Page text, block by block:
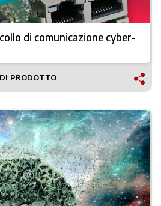
di comunicazione cyber-
PRODOTTO